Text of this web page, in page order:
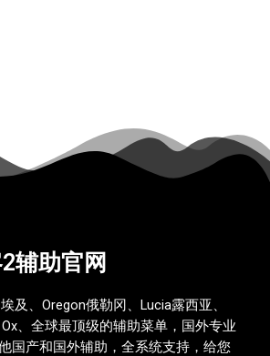
辅助官网
及、Oregon俄勒冈、Lucia露西亚、
、全球最顶级的辅助菜单，国外专业
国产和国外辅助，全系统支持，给您